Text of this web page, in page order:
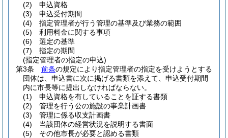
(2)
申込資格
(3)
申込受付期間
(4)
指定管理者が行う管理の基準及び業務の範囲
(5)
利用料金に関する事項
(6)
選定の基準
(7)
指定の期間
(指定管理者の指定の申込)
第3条
前条の規定により指定管理者の指定を受けようとする
団体は、申込書に次に掲げる書類を添えて、申込受付期間
内に市長等に提出しなければならない。
(1)
申込資格を有していることを証する書類
(2)
管理を行う公の施設の事業計画書
(3)
管理に係る収支計画書
(4)
当該団体の経営状況を説明する書面
(5)
その他市長が必要と認める書類